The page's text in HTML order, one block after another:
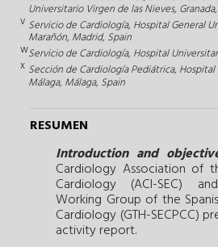
Universitario Virgen de las Nieves,
v Servicio de Cardiología, Hospital General
Marañón, Madrid, Spain
wServicio de Cardiología, Hospital
x Sección de Cardiología Pediátrica,
Málaga, Málaga, Spain
RESUMEN
Introduction and
Cardiology Association of
Cardiology (ACI-SEC)
Working Group of the
Cardiology (GTH-SECPCC)
activity report.